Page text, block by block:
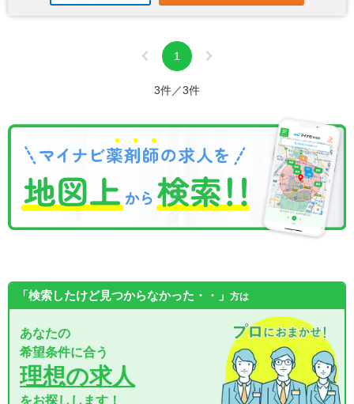
1
3件／3件
「検索したけど見つからなかった・・」 方は
あなたの
希望条件に合う
理想の求人
をお探しします！